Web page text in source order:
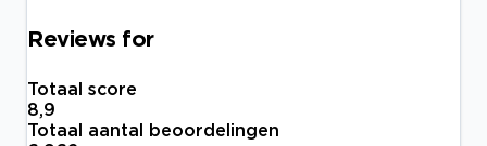
Reviews for
Totaal score
8,9
Totaal aantal beoordelingen